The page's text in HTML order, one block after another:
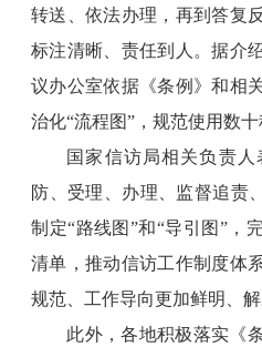
转送、依法办理，再到答复
标注清晰、责任到人。据介
议办公室依据《条例》和相
治化“流程图”，规范使用数
国家信访局相关负责
防、受理、办理、监督追责
制定“路线图”和“导引图”，
清单，推动信访工作制度体
规范、工作导向更加鲜明、解
此外，各地积极落实《